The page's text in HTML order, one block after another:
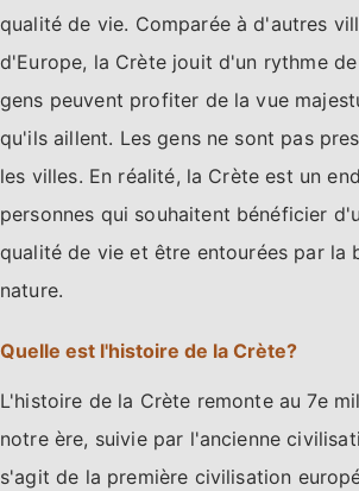
qualité de vie. Comparée à d'autres
d'Europe, la Crète jouit d'un rythme
gens peuvent profiter de la vue
qu'ils aillent. Les gens ne sont pas
les villes. En réalité, la Crète est un
personnes qui souhaitent bénéficier
qualité de vie et être entourées par la
nature.
Quelle est l'histoire de la Crète?
L'histoire de la Crète remonte au 7e
notre ère, suivie par l'ancienne
s'agit de la première civilisation